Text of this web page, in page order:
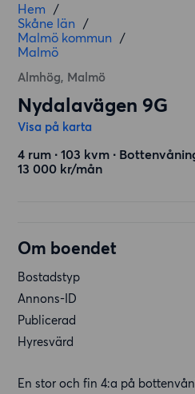
Hem /
Skåne län /
Malmö kommun /
Malmö
Almhög, Malmö
Nydalavägen 9G
Visa på karta
4 rum ∙ 103 kvm ∙
13 000 kr/mån
Om boendet
Bostadstyp
Annons-ID
Publicerad
Hyresvärd
En stor och fin 4:a på